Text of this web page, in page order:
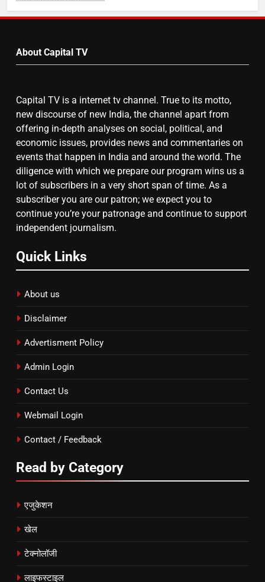
बढ़ा पंचायतों का बजट
7
गाजा युद्धविराम को लेकर बड़ी खबरें
8
चुनाव से पहले लालू परिवार पर बड़ा झटका,
दिल्ली कोर्ट ने IRCTC घोटाले में आरोप
तय किए
by
About Capital TV
Capital TV is a internet tv channel. True to its motto,
new discourse of new India, the channel apart from
offering in-depth analyses on social, political, and
economic issues, provides news and commentaries on
events that happen in India and around the world. The
diligence with which we prepare our program wins us a
lot of subscribers in a very short span of time. As a
subscriber you are our patron; we expect you to
continue you’re your patronage and continue to support
independent journalism.
Quick Links
About us
Disclaimer
Advertisment Policy
Admin Login
Contact Us
Webmail Login
Contact / Feedback
Read by Category
एजुकेशन
खेल
टेक्नोलॉजी
लाइफस्टाइल